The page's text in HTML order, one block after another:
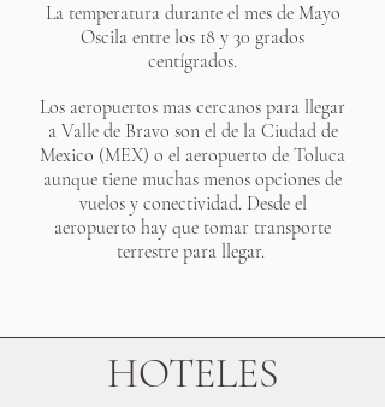
La temperatura durante el mes de Mayo
Oscila entre los 18 y 30 grados
centígrados.
Los aeropuertos mas cercanos para llegar
a Valle de Bravo son el de la Ciudad de
Mexico (MEX) o el aeropuerto de Toluca
aunque tiene muchas menos opciones de
vuelos y conectividad. Desde el
aeropuerto hay que tomar transporte
terrestre para llegar.
HOTELES